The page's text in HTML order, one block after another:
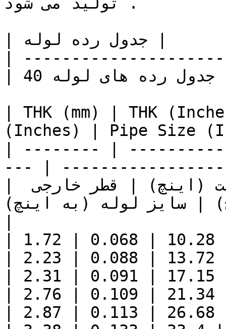
|
| THK (mm) | THK
(Inches) | Pipe Size
| -------- |
--- |
| سایز لوله (به اینچ)
| 1.72 | 0.068 |
| 2.23 | 0.088 |
| 2.31 | 0.091 |
| 2.76 | 0.109 |
| 2.87 | 0.113 |